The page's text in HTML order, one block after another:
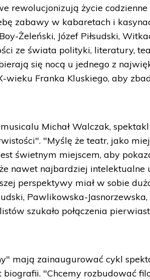
rewolucjonizują życie
zabawy w kabaretach i
Żeleński, Józef Piłsudski,
ze świata polityki, literatury,
się nocą u jednego z
wieku Franka Kluskiego, aby
Michał Walczak,
"Myślę że teatr, jako
świetnym miejscem, aby
nawet najbardziej intelektualne
perspektywy miał w sobie
Pawlikowska-
szukało połączenia
mają zainaugurować cykl
"Chcemy rozbudować